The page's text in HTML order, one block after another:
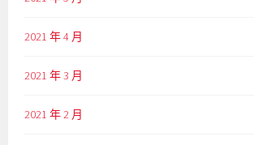
2021 年 4 月
2021 年 3 月
2021 年 2 月